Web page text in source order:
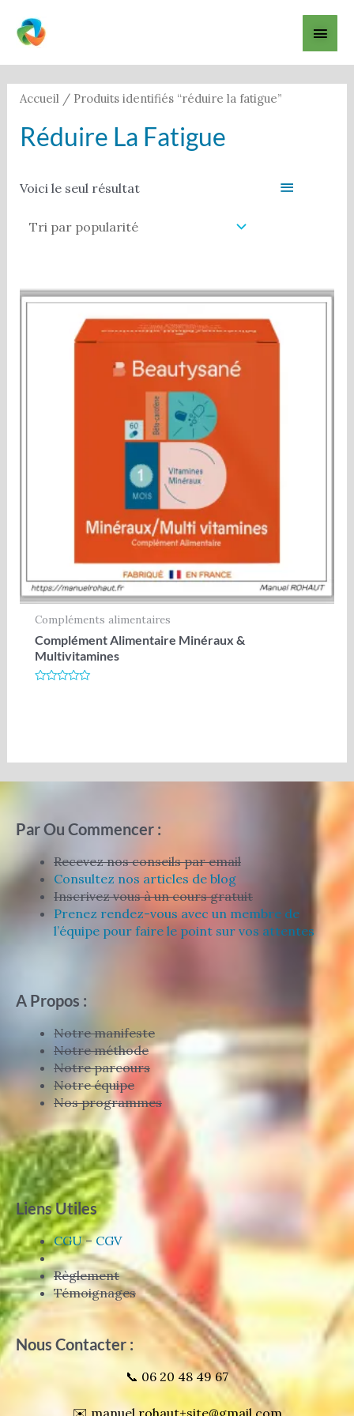
contenu
Accueil/ Produits identifiés “réduire la fatigue”
Réduire La Fatigue
Voici le seul résultat
Compléments alimentaires
Complément Alimentaire Minéraux &
Multivitamines
Par Ou Commencer :
Recevez nos conseils par email
Consultez nos articles de blog
Inscrivez vous à un cours gratuit
Prenez rendez-vous avec un membre de
l’équipe pour faire le point sur vos attentes
A Propos :
Notre manifeste
Notre méthode
Notre parcours
Notre équipe
Nos programmes
Liens Utiles
CGU–CGV
Règlement
Témoignages
Nous Contacter :
📞 06 20 48 49 67